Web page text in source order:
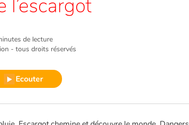
l’escargot
de lecture
- tous droits réservés
Ecouter